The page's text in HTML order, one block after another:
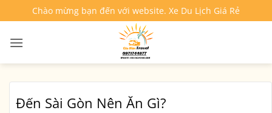
qua
nội
Chào mừng bạn đến với website. Xe Du Lịch Giá Rẻ
Đến Sài Gòn Nên Ăn Gì?